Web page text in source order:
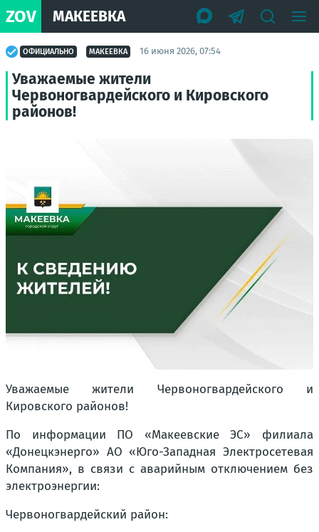
ZOV МАКЕЕВКА
ОФИЦИАЛЬНО МАКЕЕВКА 16 июня 2026, 07:54
Уважаемые жители
Червоногвардейского и Кировского
районов!
Уважаемые жители Червоногвардейского и
Кировского районов!
По информации ПО «Макеевские ЭС» филиала
«Донецкэнерго» АО «Юго-Западная Электросетевая
Компания», в связи с аварийным отключением без
электроэнергии:
Червоногвардейский район: